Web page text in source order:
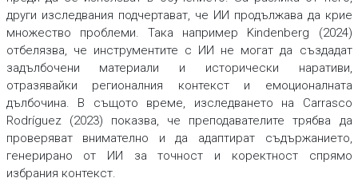
други изследвания подчертават, че ИИ продължава да крие
множество проблеми. Така например Kindenberg (2024)
отбелязва, че инструментите с ИИ не могат да създадат
задълбочени материали и исторически наративи,
отразявайки регионалния контекст и емоционалната
дълбочина. В същото време, изследването на Carrasco
Rodríguez (2023) показва, че преподавателите трябва да
проверяват внимателно и да адаптират съдържанието,
генерирано от ИИ за точност и коректност спрямо
избрания контекст.